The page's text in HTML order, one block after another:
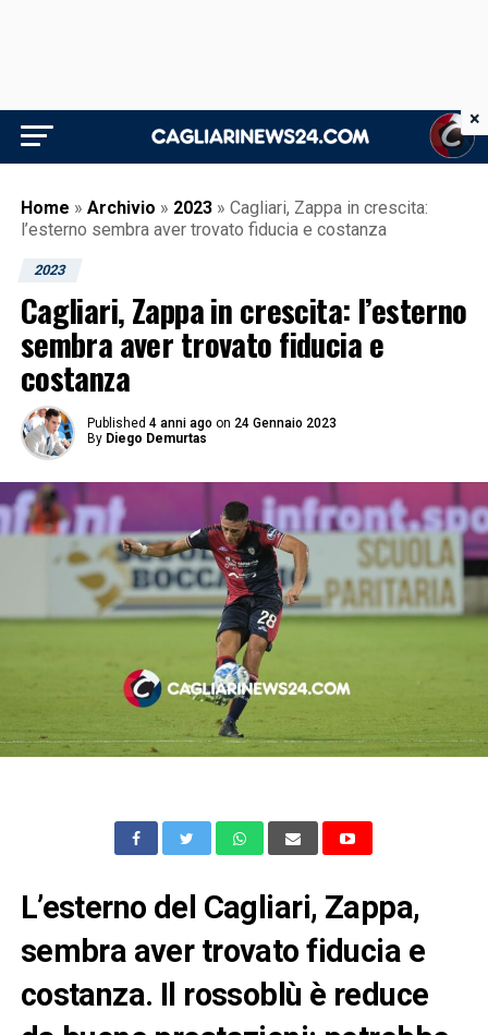
Home » Archivio » 2023 » Cagliari, Zappa in crescita:
l’esterno sembra aver trovato fiducia e costanza
2023
Cagliari, Zappa in crescita: l’esterno
sembra aver trovato fiducia e
costanza
Published 4 anni ago on 24 Gennaio 2023
By Diego Demurtas
L’esterno del Cagliari, Zappa,
sembra aver trovato fiducia e
costanza. Il rossoblù è reduce
×